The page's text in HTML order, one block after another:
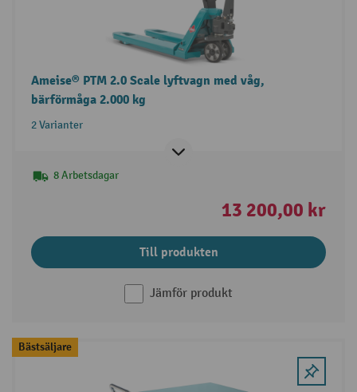
Ameise® PTM 2.0 Scale lyftvagn med våg,
bärförmåga 2.000 kg
2 Varianter
8 Arbetsdagar
13 200,00 kr
Till produkten
Jämför produkt
Bästsäljare